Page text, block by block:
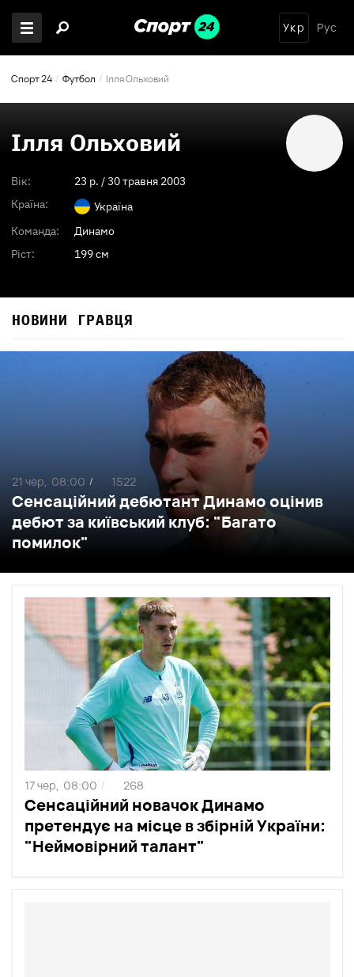
Укр Рус
Спорт 24 Футбол Ілля Ольховий
Ілля Ольховий
Вік: 23 p. /30 травня 2003
Країна:
Україна
Команда:
Динамо
Ріст:
199 см
НОВИНИ ГРАВЦЯ
Сенсаційний дебютант Динамо оцінив
дебют за київський клуб: "Багато
помилок"
21 чер, 08:00 / 1522
Сенсаційний новачок Динамо
претендує на місце в збірній України:
"Неймовірний талант"
17 чер, 08:00 / 268